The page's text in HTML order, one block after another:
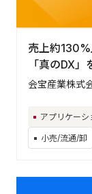
売上約
「真のDX」
会宝産業株式
アプリケーシ
小売/流通/卸